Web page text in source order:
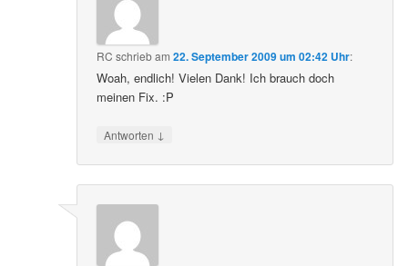
RC schriebam22. September 2009 um 02:42 Uhr:
Woah, endlich! Vielen Dank! Ich brauch doch
meinen Fix. :P
Antworten ↓